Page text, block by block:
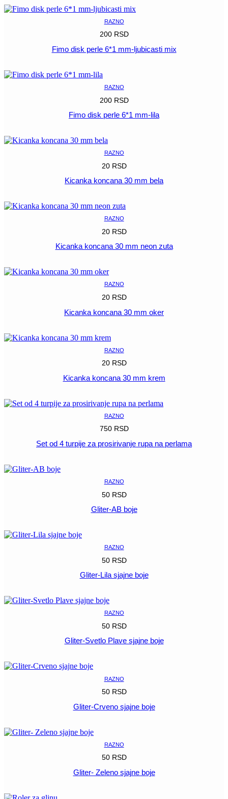
RAZNO
200 RSD
Fimo disk perle 6*1 mm-ljubicasti mix
RAZNO
200 RSD
Fimo disk perle 6*1 mm-lila
RAZNO
20 RSD
Kicanka koncana 30 mm bela
RAZNO
20 RSD
Kicanka koncana 30 mm neon zuta
RAZNO
20 RSD
Kicanka koncana 30 mm oker
RAZNO
20 RSD
Kicanka koncana 30 mm krem
RAZNO
750 RSD
Set od 4 turpije za prosirivanje rupa na perlama
RAZNO
50 RSD
Gliter-AB boje
RAZNO
50 RSD
Gliter-Lila sjajne boje
RAZNO
50 RSD
Gliter-Svetlo Plave sjajne boje
RAZNO
50 RSD
Gliter-Crveno sjajne boje
RAZNO
50 RSD
Gliter- Zeleno sjajne boje